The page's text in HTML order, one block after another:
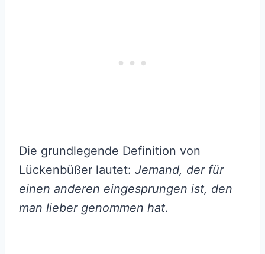
Die grundlegende Definition von
Lückenbüßer lautet: Jemand, der für
einen anderen eingesprungen ist, den
man lieber genommen hat.